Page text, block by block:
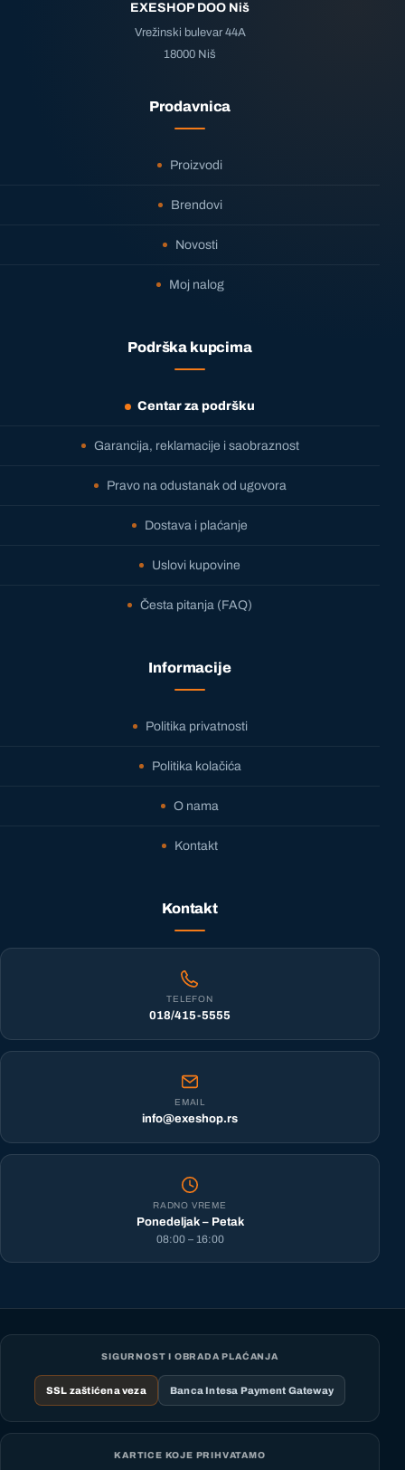
EXESHOP DOO Niš
Vrežinski bulevar 44A
18000 Niš
Prodavnica
Proizvodi
Brendovi
Novosti
Moj nalog
Podrška kupcima
Centar za podršku
Garancija, reklamacije i saobraznost
Pravo na odustanak od ugovora
Dostava i plaćanje
Uslovi kupovine
Česta pitanja (FAQ)
Informacije
Politika privatnosti
Politika kolačića
O nama
Kontakt
Kontakt
TELEFON
018/415-5555
EMAIL
info@exeshop.rs
RADNO VREME
Ponedeljak – Petak
08:00 – 16:00
SIGURNOST I OBRADA PLAĆANJA
SSL zaštićena veza Banca Intesa Payment Gateway
KARTICE KOJE PRIHVATAMO